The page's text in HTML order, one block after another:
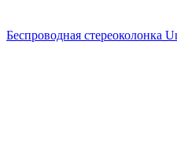
Беспроводная стереоколонка